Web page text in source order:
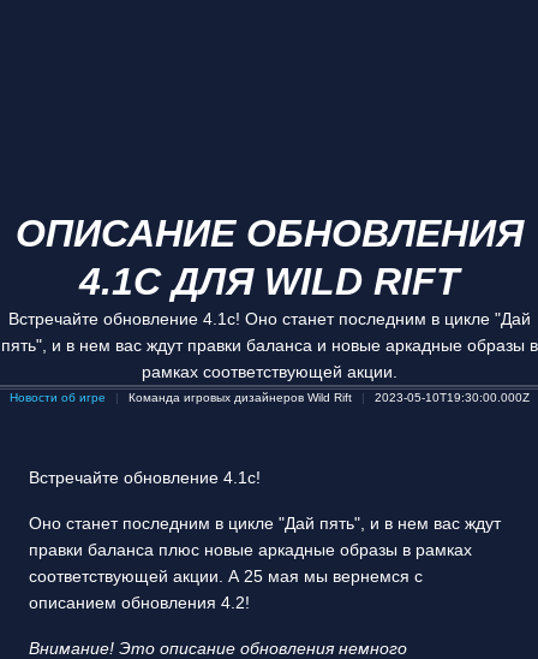
ОПИСАНИЕ ОБНОВЛЕНИЯ
4.1C ДЛЯ WILD RIFT
Встречайте обновление 4.1c! Оно станет последним в цикле "Дай
пять", и в нем вас ждут правки баланса и новые аркадные образы в
рамках соответствующей акции.
Новости об игре Команда игровых дизайнеров Wild Rift 2023-05-10T19:30:00.000Z
Встречайте обновление 4.1c!
Оно станет последним в цикле "Дай пять", и в нем вас ждут
правки баланса плюс новые аркадные образы в рамках
соответствующей акции. А 25 мая мы вернемся с
описанием обновления 4.2!
Внимание! Это описание обновления немного